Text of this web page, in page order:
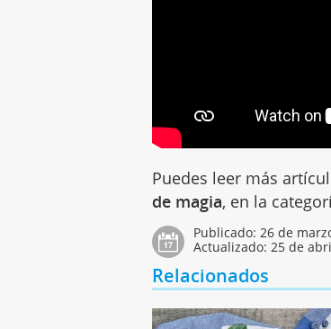
Puedes leer más
de magia, en la
Publicado: 26 de
Actualizado: 25 de
Relacionados